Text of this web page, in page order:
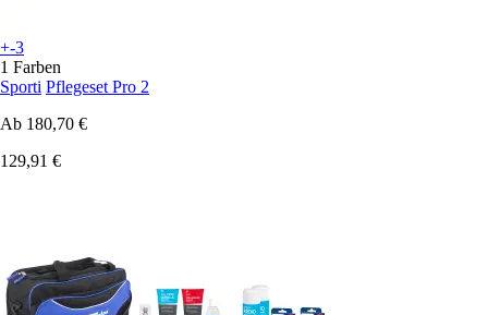
+-3
1 Farben
Sporti Pflegeset Pro 2
Ab 180,70 €
129,91 €